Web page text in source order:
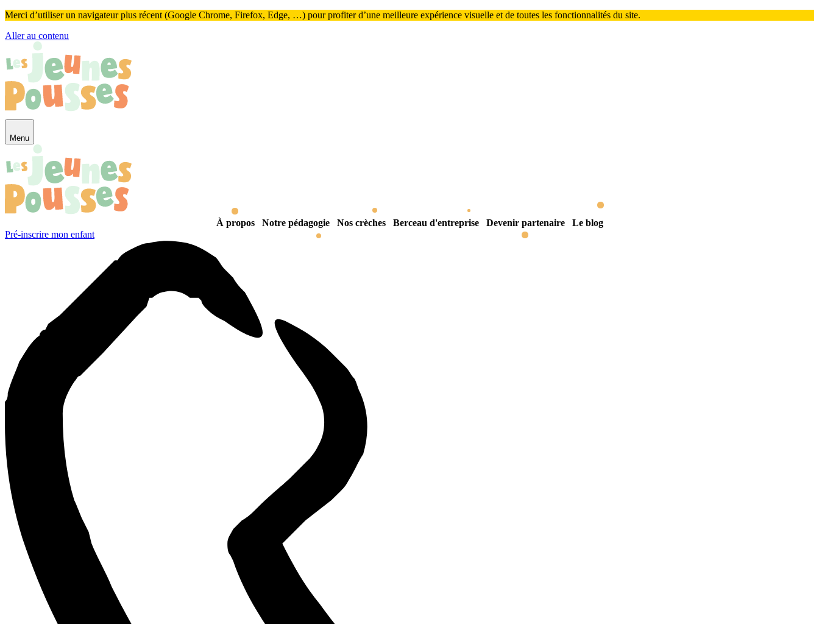
Merci d’utiliser un navigateur plus récent (Google Chrome, Firefox, Edge, …) pour profiter d’une meilleure expérience visuelle et de toutes les fonctionnalités du site.
Aller au contenu
Menu
À propos Notre pédagogie Nos crèches Berceau d'entreprise Devenir partenaire
Le blog
Pré-inscrire mon enfant